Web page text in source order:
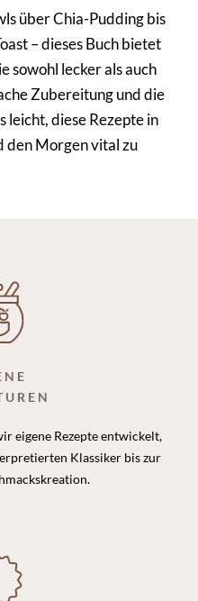
über Chia-Pudding bis
– dieses Buch bietet
sowohl lecker als auch
Zubereitung und die
leicht, diese Rezepte in
den Morgen vital zu
eigene Rezepte entwickelt,
Klassiker bis zur